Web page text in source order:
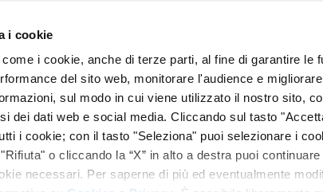
i cookie
i cookie, anche di terze parti, al fine di garantire le
del sito web, monitorare l'audience e
sul modo in cui viene utilizzato il nostro sito,
dei dati web e social media. Cliccando sul tasto
i cookie; con il tasto "Seleziona" puoi selezionare i
o cliccando la “X” in alto a destra puoi
necessari. Per saperne di più ed eventualmente